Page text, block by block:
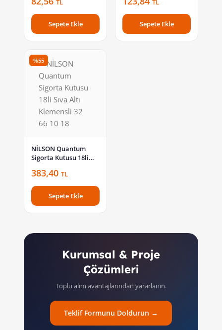
TL
Sepete Ekle
TL
Sepete Ekle
%55
NİLSON Quantum
Sigorta Kutusu 18li
66 10 18
383,40 TL
Sepete Ekle
Kurumsal & Proje
Çözümleri
Toplu alım avantajlarından yararlanın.
Teklif Formunu Doldurun →